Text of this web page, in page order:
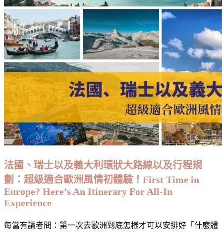
馬
特
住
哪
裡
最
方
便、
享
有
壯
馬
特
洪
峰
色
法國、瑞士以及義大利環狀大路線以及行程規
劃：超級適合歐洲風情初體驗！First Time in
Europe? Here’s An Itinerary For All-In
Experience
每當有讀者問：第一次去歐洲到底怎樣才可以安排好「什麼體